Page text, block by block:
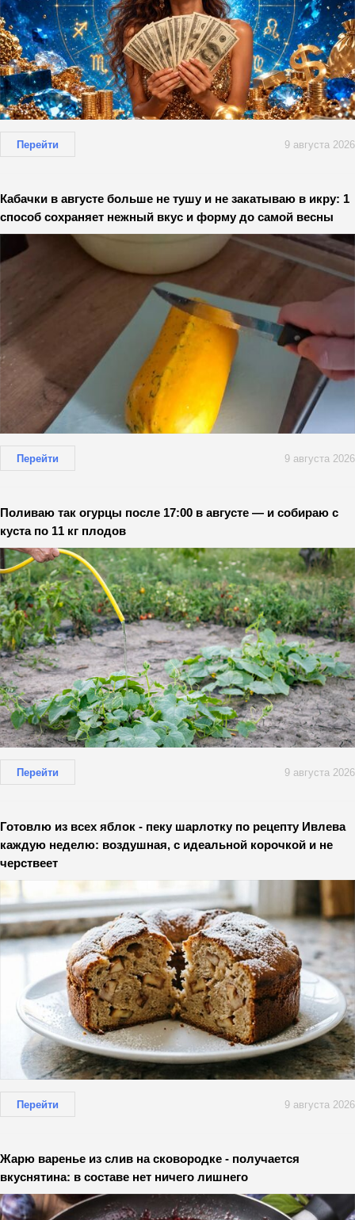
Перейти 9 августа 2026
Кабачки в августе больше не тушу и не закатываю в икру: 1
способ сохраняет нежный вкус и форму до самой весны
Перейти 9 августа 2026
Поливаю так огурцы после 17:00 в августе — и собираю с
куста по 11 кг плодов
Перейти 9 августа 2026
Готовлю из всех яблок - пеку шарлотку по рецепту Ивлева
каждую неделю: воздушная, с идеальной корочкой и не
черствеет
Перейти 9 августа 2026
Жарю варенье из слив на сковородке - получается
вкуснятина: в составе нет ничего лишнего